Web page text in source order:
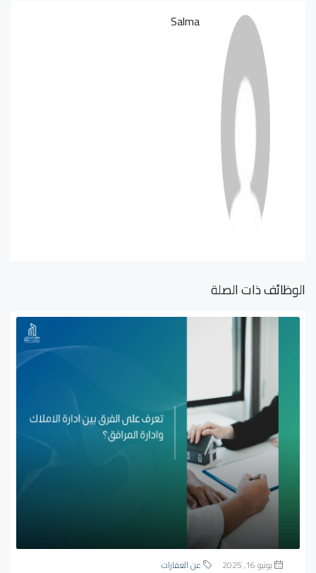
Salma
الوظائف ذات الصلة
يونيو 16, 2025 عن العقارات